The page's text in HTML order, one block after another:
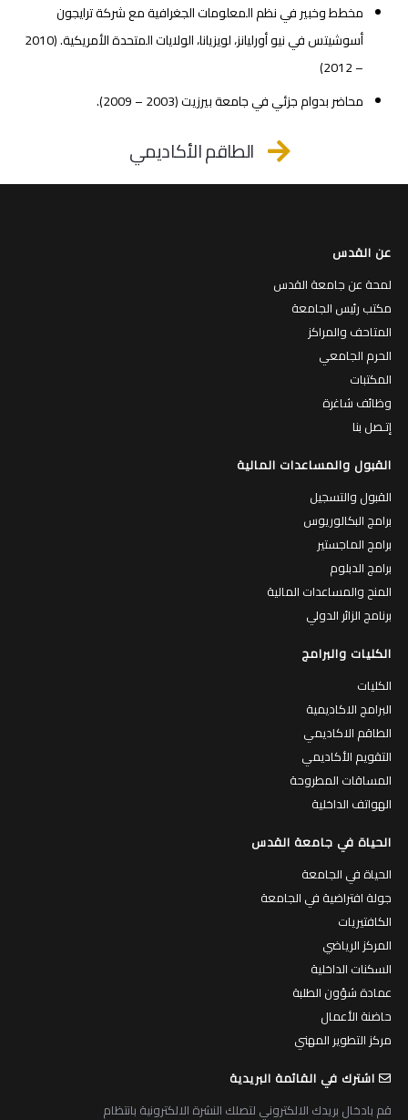
مخطط وخبير في نظم المعلومات الجغرافية مع شركة ترايجون
أسوشيتس في نيو أورليانز، لويزيانا، الولايات المتحدة الأمريكية. (2010
– 2012)
محاضر بدوام جزئي في جامعة بيرزيت (2003 – 2009).
الطاقم الأكاديمي
عن القدس
لمحة عن جامعة القدس
مكتب رئيس الجامعة
المتاحف والمراكز
الحرم الجامعي
المكتبات
وظائف شاغرة
إتـصل بنا
القبول والمساعدات المالية
القبول والتسجيل
برامج البكالوريوس
برامج الماجستير
برامج الدبلوم
المنح والمساعدات المالية
برنامج الزائر الدولي
الكليات والبرامج
الكليات
البرامج الاكاديمية
الطاقم الاكاديمي
التقويم الأكاديمي
المساقات المطروحة
الهواتف الداخلية
الحياة في جامعة القدس
الحياة في الجامعة
جولة افتراضية في الجامعة
الكافتيريات
المركز الرياضي
السكنات الداخلية
عمادة شؤون الطلبة
حاضنة الأعمال
مركز التطوير المهني
اشترك في القائمة البريدية
قم بادخال بريدك الالكتروني لتصلك النشرة الالكترونية بانتظام